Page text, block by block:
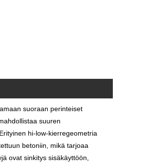
suoraan perinteiset
suuren
hi-low-kierregeometria
betoniin, mikä tarjoaa
ovat sinkitys sisäkäyttöön,